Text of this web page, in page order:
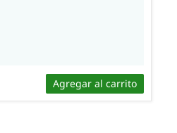
Agregar al carrito